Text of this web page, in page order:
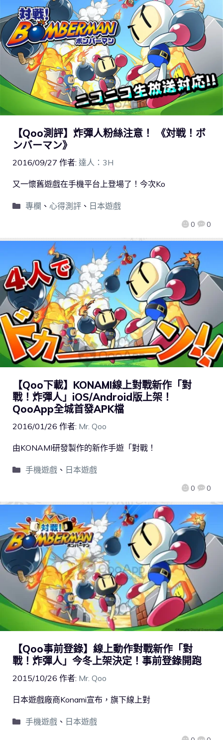
【Qoo測評】炸彈人粉絲注意！ 《対戦！ボ
ンバーマン》
2016/09/27 作者: 達人：3H
0 0
又一懷舊遊戲在手機平台上登場了！今次Ko
專欄 、 心得測評、 日本遊戲
【Qoo下載】KONAMI線上對戰新作「對
戰！炸彈人」iOS/Android版上架！
QooApp全城首發APK檔
2016/01/26 作者: Mr. Qoo
0 0
由KONAMI研發製作的新作手遊「對戰！
手機遊戲、 日本遊戲
【Qoo事前登錄】線上動作對戰新作「對
戰！炸彈人」今冬上架決定！事前登錄開跑
2015/10/26 作者: Mr. Qoo
日本遊戲廠商Konami宣布，旗下線上對
手機遊戲、 日本遊戲